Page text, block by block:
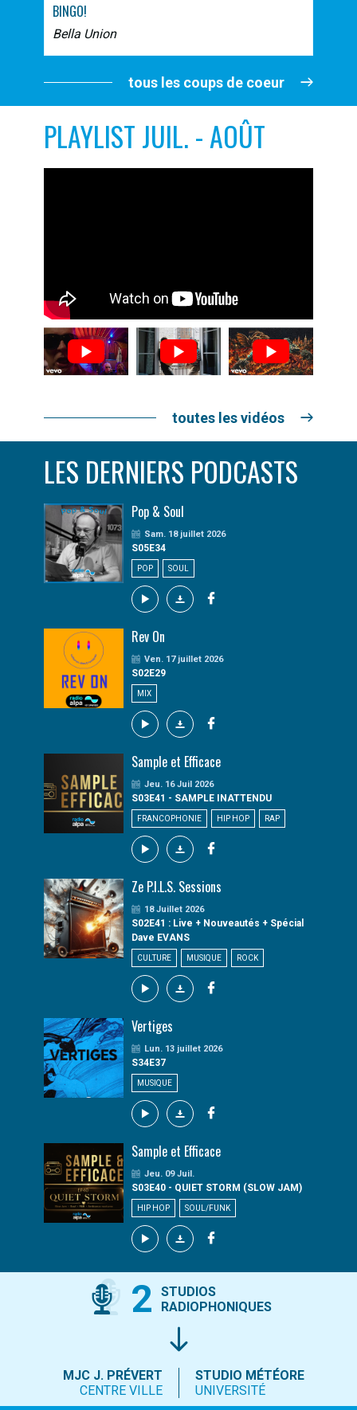
BINGO!
Bella Union
tous les coups de coeur
PLAYLIST JUIL. - AOÛT
toutes les vidéos
LES DERNIERS PODCASTS
Pop & Soul
Sam. 18 juillet 2026
S05E34
POP SOUL
Rev On
Ven. 17 juillet 2026
S02E29
MIX
Sample et Efficace
Jeu. 16 Juil 2026
S03E41 - SAMPLE INATTENDU
FRANCOPHONIE HIP HOP RAP
Ze P.I.L.S. Sessions
18 Juillet 2026
S02E41 : Live + Nouveautés + Spécial
Dave EVANS
CULTURE MUSIQUE ROCK
Vertiges
Lun. 13 juillet 2026
S34E37
MUSIQUE
Sample et Efficace
Jeu. 09 Juil.
S03E40 - QUIET STORM (SLOW JAM)
HIP HOP SOUL/FUNK
2
STUDIOS
RADIOPHONIQUES
MJC J. PRÉVERT
CENTRE VILLE
STUDIO MÉTÉORE
UNIVERSITÉ